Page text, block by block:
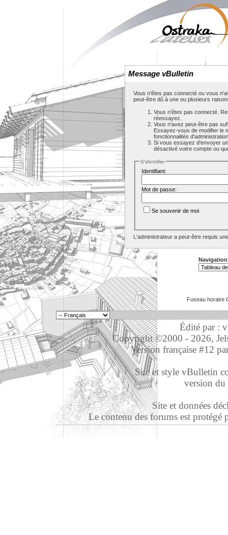
Message vBulletin
Vous n'êtes pas connecté ou vous
peut-être dû à une ou plusieurs
Vous n'êtes pas connecté.
réessayez.
Vous n'avez peut-être pas
Essayez-vous de modifier le
fonctionnalités
Si vous essayez d'envoyer
désactivé votre compte ou
S'identifier
Identifiant:
Mot de passe:
Se souvenir de moi
L'administrateur a peut-être requis
Fuseau horaire
Édité par :
Copyright ©2000 - 2026,
Version française #12
Site et style vBulletin
version
Site et données
Le contenu des forums est protégé